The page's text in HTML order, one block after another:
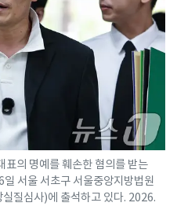
표의 명예를 훼손한 혐의를 받는
서울 서초구 서울중앙지방법원
질심사)에 출석하고 있다. 2026.